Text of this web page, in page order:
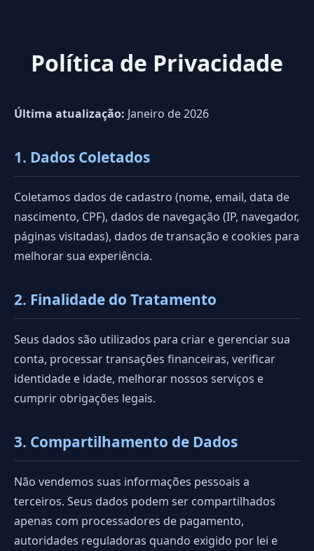
Política de Privacidade
Última atualização: Janeiro de 2026
1. Dados Coletados
Coletamos dados de cadastro (nome, email, data de
nascimento, CPF), dados de navegação (IP, navegador,
páginas visitadas), dados de transação e cookies para
melhorar sua experiência.
2. Finalidade do Tratamento
Seus dados são utilizados para criar e gerenciar sua
conta, processar transações financeiras, verificar
identidade e idade, melhorar nossos serviços e
cumprir obrigações legais.
3. Compartilhamento de Dados
Não vendemos suas informações pessoais a
terceiros. Seus dados podem ser compartilhados
apenas com processadores de pagamento,
autoridades reguladoras quando exigido por lei e